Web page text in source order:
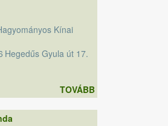
Kínai
Hegedűs Gyula út 17.
TOVÁBB